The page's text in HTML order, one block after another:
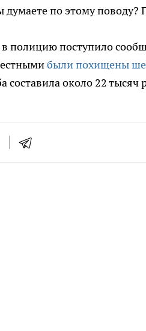
думаете по этому
в полицию поступило
были похищены
составила около 22 тысяч